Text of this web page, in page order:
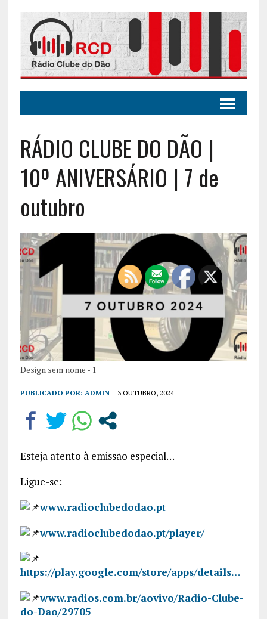
RÁDIO CLUBE DO DÃO |
10º ANIVERSÁRIO | 7 de
outubro
Design sem nome - 1
PUBLICADO POR: ADMIN 3 OUTUBRO, 2024
Esteja atento à emissão especial…
Ligue-se:
www.radioclubedodao.pt
www.radioclubedodao.pt/player/
https://play.google.com/store/apps/details…
www.radios.com.br/aovivo/Radio-Clube-
do-Dao/29705